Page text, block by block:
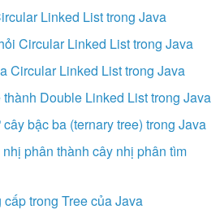
Linked List trong Java
Circular Linked List trong Java
Circular Linked List trong Java
Double Linked List trong Java
bậc ba (ternary tree) trong Java
phân thành cây nhị phân tìm
trong Tree của Java